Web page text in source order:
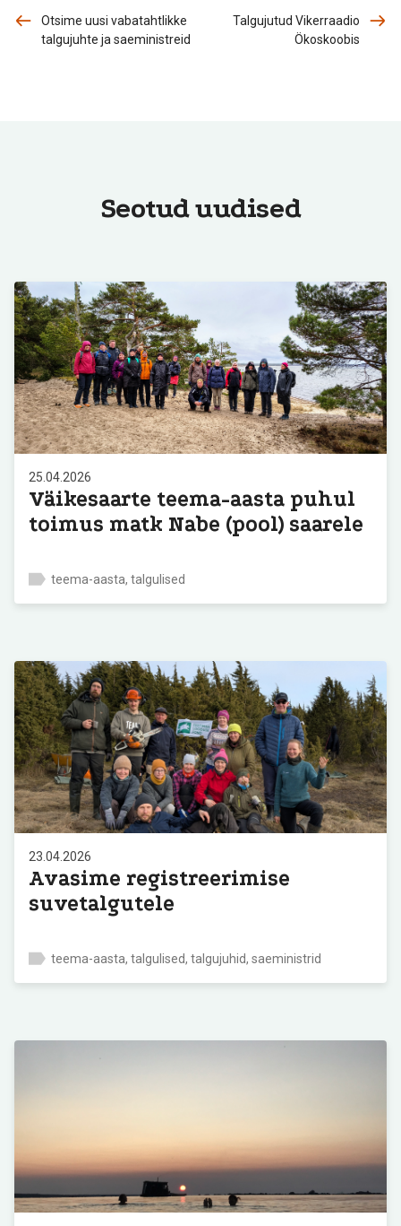
Otsime uusi vabatahtlikke
talgujuhte ja saeministreid
Talgujutud Vikerraadio
Ökoskoobis
Seotud uudised
25.04.2026
Väikesaarte teema-aasta puhul
toimus matk Nabe (pool) saarele
teema-aasta, talgulised
23.04.2026
Avasime registreerimise
suvetalgutele
teema-aasta, talgulised, talgujuhid, saeministrid